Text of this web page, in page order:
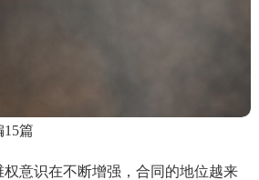
篇
意识在不断增强，合同的地位越来